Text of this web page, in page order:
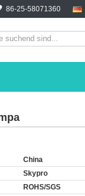
86-25-58071360
China
Skypro
ROHS/SGS